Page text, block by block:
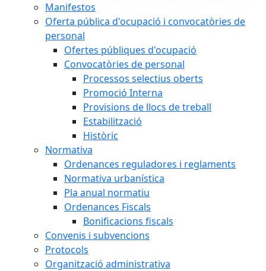
Manifestos
Oferta pública d'ocupació i convocatòries de
personal
Ofertes públiques d'ocupació
Convocatòries de personal
Processos selectius oberts
Promoció Interna
Provisions de llocs de treball
Estabilització
Històric
Normativa
Ordenances reguladores i reglaments
Normativa urbanística
Pla anual normatiu
Ordenances Fiscals
Bonificacions fiscals
Convenis i subvencions
Protocols
Organització administrativa